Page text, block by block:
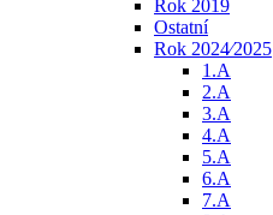
Rok 2019
Ostatní
Rok 2024⁄2025
1.A
2.A
3.A
4.A
5.A
6.A
7.A